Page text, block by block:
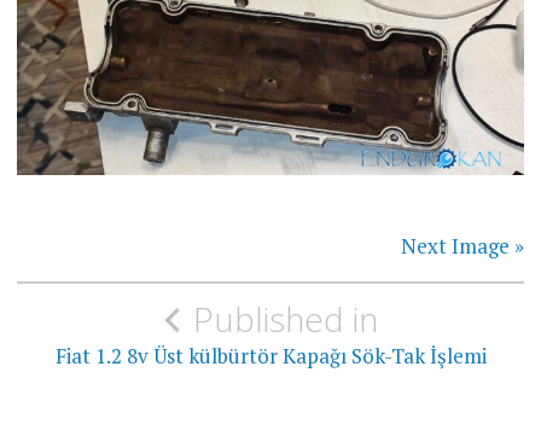
Next Image »
Yazı
gezinmesiPublished in
Fiat 1.2 8v Üst külbürtör Kapağı Sök-Tak İşlemi